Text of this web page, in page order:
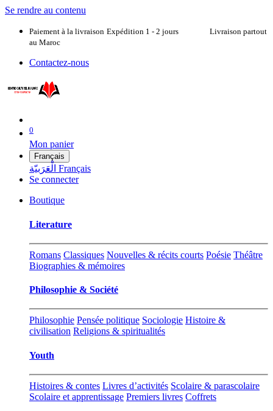
Se rendre au contenu
Paiement à la livraison Expédition 1 - 2 jours Livraison partout
au Maroc
Contactez-nous
0
Mon panier
Français
الْعَرَبيّة Français
Se connecter
Boutique
Literature
Romans Classiques Nouvelles & récits courts Poésie Théâtre
Biographies & mémoires
Philosophie & Société
Philosophie Pensée politique Sociologie Histoire &
civilisation Religions & spiritualités
Youth
Histoires & contes Livres d’activités Scolaire & parascolaire
Scolaire et apprentissage Premiers livres Coffrets